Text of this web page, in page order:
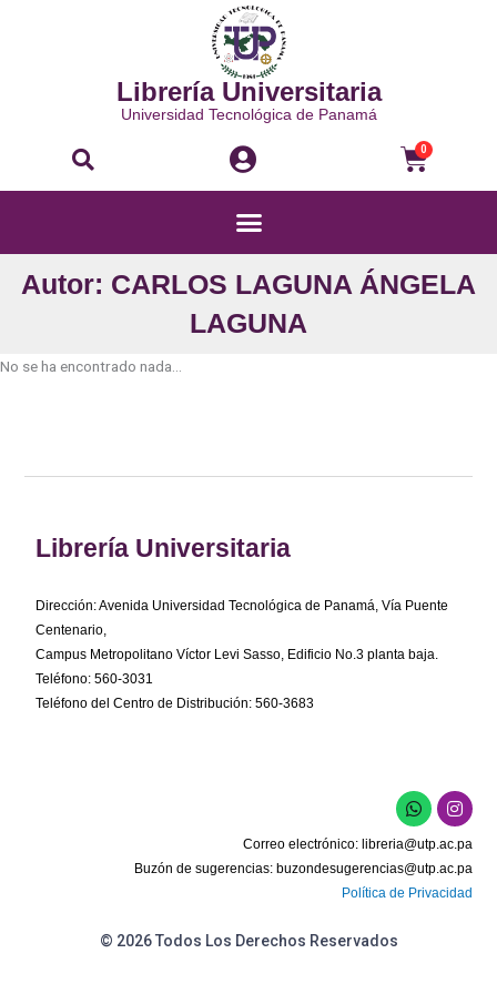
Librería Universitaria
Universidad Tecnológica de Panamá
Buscar 0
Menú
Autor: CARLOS LAGUNA ÁNGELA
LAGUNA
No se ha encontrado nada...
Librería Universitaria
Dirección: Avenida Universidad Tecnológica de Panamá, Vía Puente
Centenario,
Campus Metropolitano Víctor Levi Sasso, Edificio No.3 planta baja.
Teléfono: 560-3031
Teléfono del Centro de Distribución: 560-3683
W
h
a
t
s
a
p
I
n
s
t
a
g
r
Correo electrónico: libreria@utp.ac.pa
Buzón de sugerencias: buzondesugerencias@utp.ac.pa
Política de Privacidad
© 2026 Todos Los Derechos Reservados